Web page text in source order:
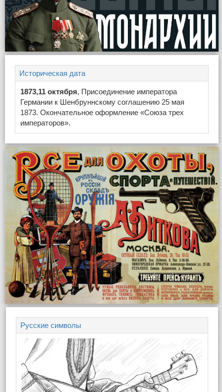
Историческая дата
1873,11 октября, Присоединение императора
Германии к Шенбруннскому соглашению 25 мая
1873. Окончательное оформление «Союза трех
императоров».
Русские символы